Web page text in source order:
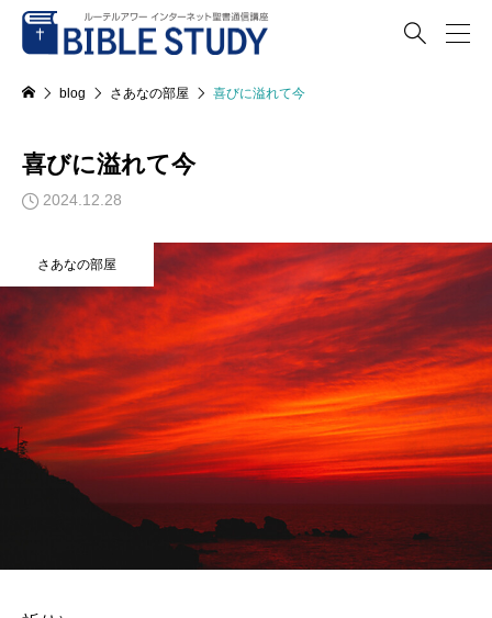

blog さあなの部屋 喜びに溢れて今
喜びに溢れて今
2024.12.28
さあなの部屋